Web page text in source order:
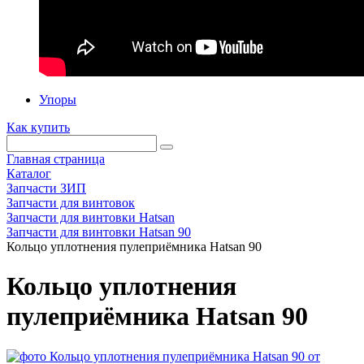
Упоры
Как купить
Главная страница
Каталог
Запчасти ЗИП
Запчасти для винтовок
Запчасти для винтовки Hatsan
Запчасти для винтовки Hatsan 90
Кольцо уплотнения пулеприёмника Hatsan 90
Кольцо уплотнения
пулеприёмника Hatsan 90